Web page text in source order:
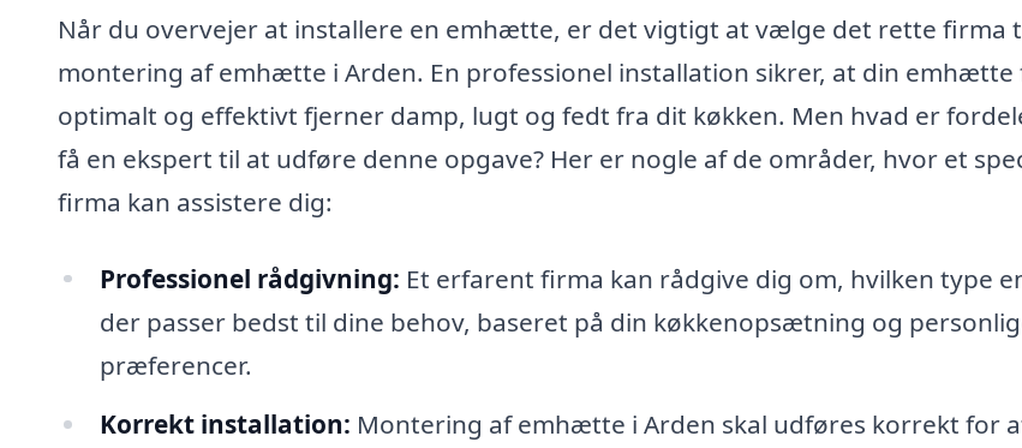
Når du overvejer at installere en emhætte, er det vigtigt at vælge det rette firma
montering af emhætte i Arden. En professionel installation sikrer, at din
optimalt og effektivt fjerner damp, lugt og fedt fra dit køkken. Men hvad er
få en ekspert til at udføre denne opgave? Her er nogle af de områder, hvor et
firma kan assistere dig:
Professionel rådgivning: Et erfarent firma kan rådgive dig om, hvilken type
der passer bedst til dine behov, baseret på din køkkenopsætning og
præferencer.
Korrekt installation: Montering af emhætte i Arden skal udføres korrekt for